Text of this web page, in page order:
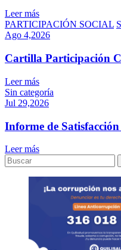
Leer más
PARTICIPACIÓN SOCIAL
Ago 4,2026
Cartilla Participación
Leer más
Sin categoría
Jul 29,2026
Informe de
Leer más